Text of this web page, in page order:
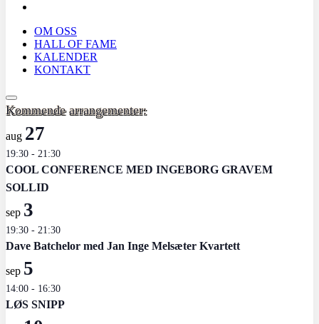
OM OSS
HALL OF FAME
KALENDER
KONTAKT
Kommende arrangementer:
aug 27
19:30 - 21:30
COOL CONFERENCE MED INGEBORG GRAVEM
SOLLID
sep 3
19:30 - 21:30
Dave Batchelor med Jan Inge Melsæter Kvartett
sep 5
14:00 - 16:30
LØS SNIPP